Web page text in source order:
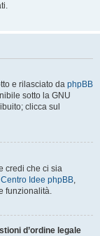
e rilasciato da phpBB
sotto la GNU
clicca sul
credi che ci sia
Centro Idee phpBB,
funzionalità.
d’ordine legale